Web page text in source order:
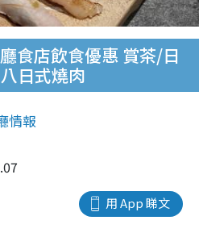
食店飲食優惠 賞茶/日
日式燒肉
情報
用 App 睇文